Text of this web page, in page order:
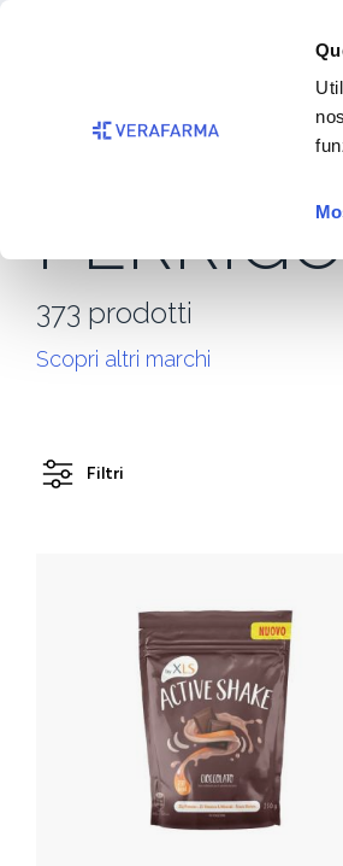
Passa alla navigazione principale
373 prodotti
Scopri altri marchi
Filtri